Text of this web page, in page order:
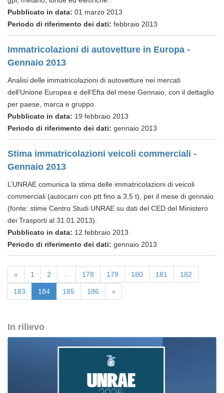
Pubblicato in data: 01 marzo 2013
Periodo di riferimento dei dati: febbraio 2013
Immatricolazioni di autovetture in Europa -
Gennaio 2013
Analisi delle immatricolazioni di autovetture nei mercati
dell’Unione Europea e dell’Efta del mese Gennaio, con il dettaglio
per paese, marca e gruppo.
Pubblicato in data: 19 febbraio 2013
Periodo di riferimento dei dati: gennaio 2013
Stima immatricolazioni veicoli commerciali -
Gennaio 2013
L’UNRAE comunica la stima delle immatricolazioni di veicoli
commerciali (autocarri con ptt fino a 3,5 t), per il mese di gennaio
(fonte: stime Centro Studi UNRAE su dati del CED del Ministero
dei Trasporti al 31.01.2013).
Pubblicato in data: 12 febbraio 2013
Periodo di riferimento dei dati: gennaio 2013
« 1 2 178 179 180 181 182
183 184 185 186 »
In rilievo